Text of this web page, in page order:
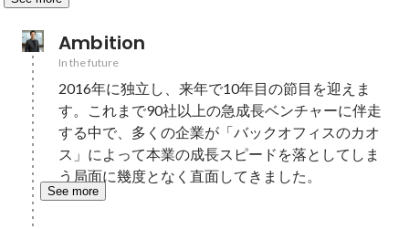
Ambition
In the future
2016年に独立し、来年で10年目の節目を迎えま
す。これまで90社以上の急成長ベンチャーに伴走
する中で、多くの企業が「バックオフィスのカオ
ス」によって本業の成長スピードを落としてしま
う局面に幾度となく直面してきました。
See more